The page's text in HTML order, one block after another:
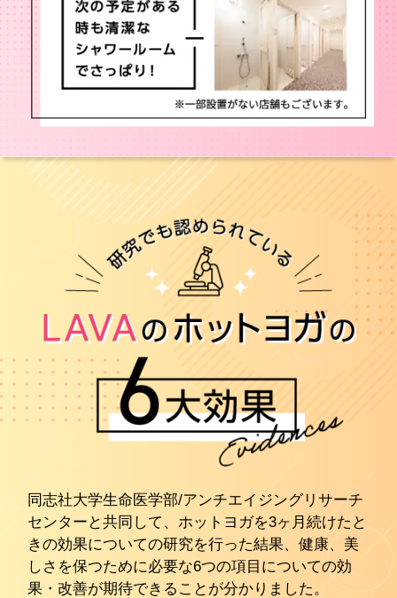
同志社大学生命医学部/アンチエイジングリサーチ
センターと共同して、ホットヨガを3ヶ月続けたと
きの効果についての研究を行った結果、健康、美
しさを保つために必要な6つの項目についての効
果・改善が期待できることが分かりました。